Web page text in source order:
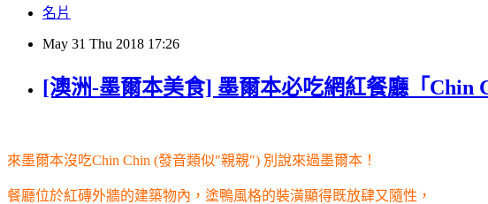
名片
May 31 Thu 2018 17:26
[澳洲-墨爾本美食] 墨爾本必吃網紅餐廳「Chin
來墨爾本沒吃Chin Chin (發音類似"親親") 別說來過墨爾本！
餐廳位於紅磚外牆的建築物內，塗鴨風格的裝潢顯得既放肆又隨性，